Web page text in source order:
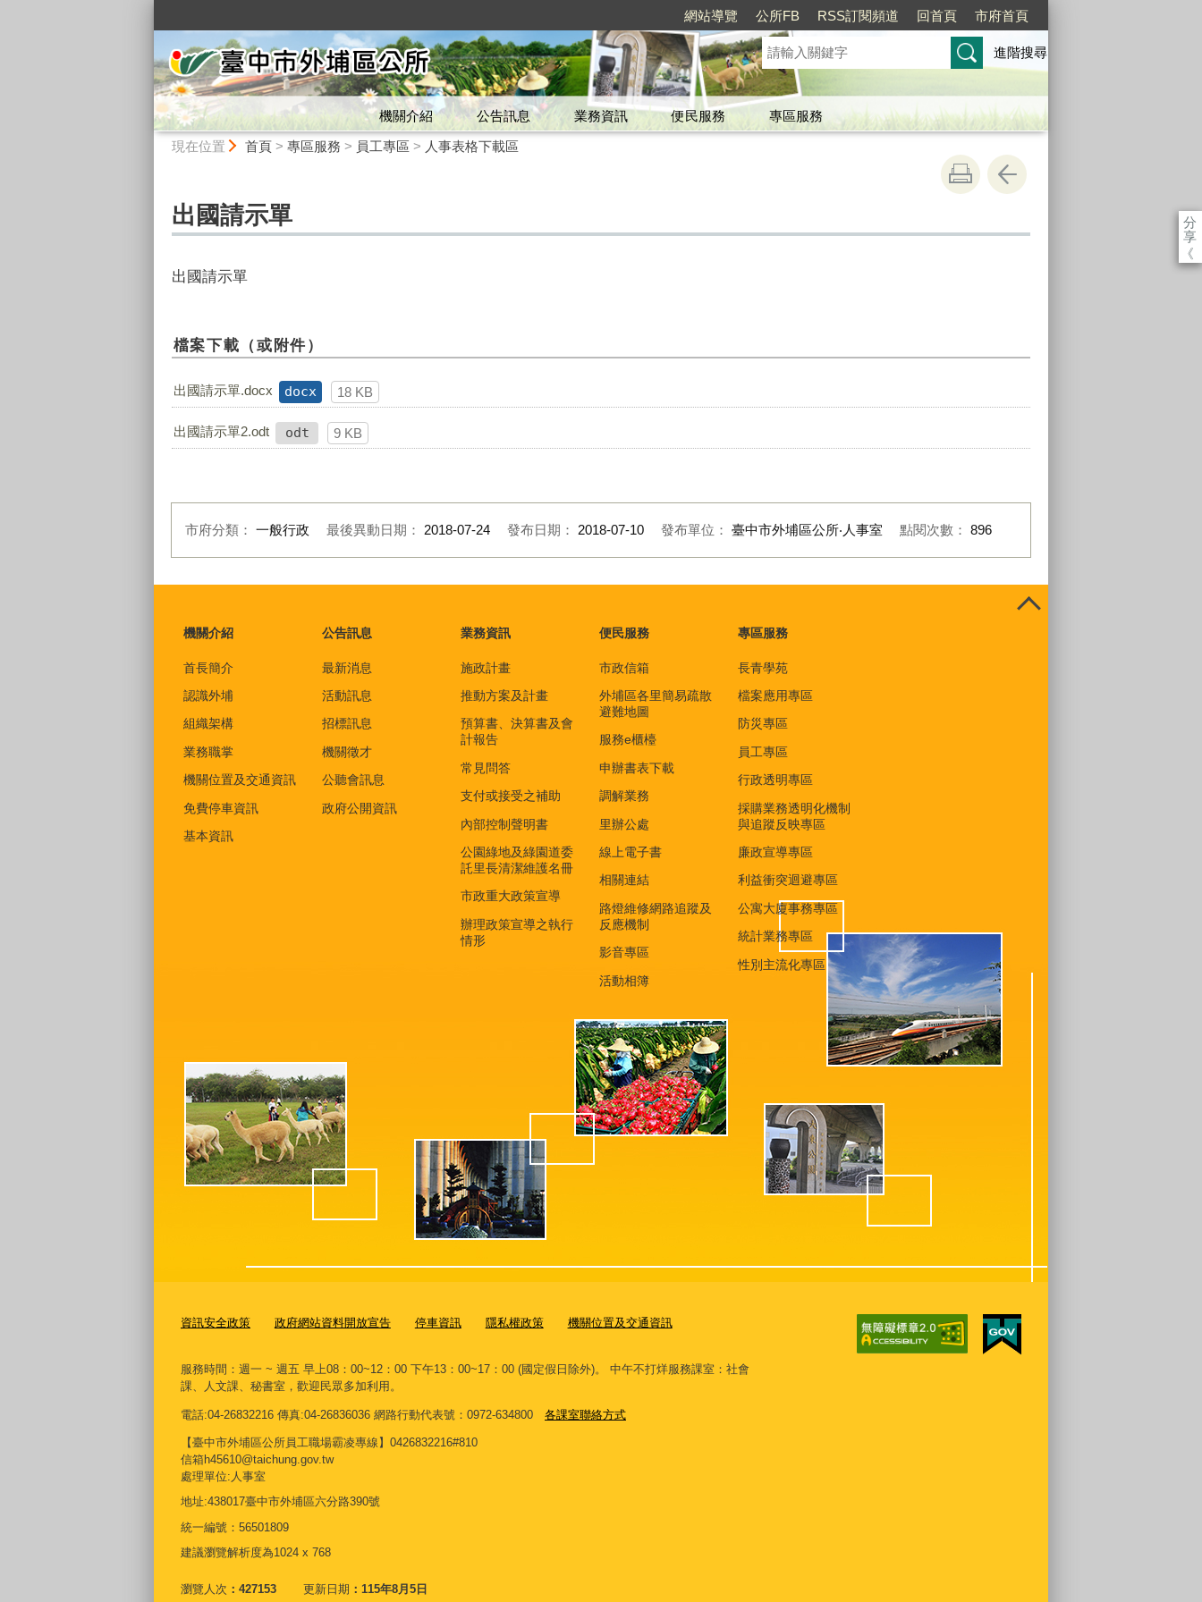
網站導覽 公所FB RSS訂閱頻道 回首頁 市府首頁
進階搜尋
機關介紹 公告訊息 業務資訊 便民服務
專區服務
現在位置 首頁> 專區服務 > 員工專區 > 人事表格下載區
分
享
《
出國請示單
出國請示單
檔案下載（或附件）
出國請示單.docx docx 18 KB
出國請示單2.odt odt 9 KB
市府分類： 一般行政 最後異動日期： 2018-07-24 發布日期： 2018-07-10 發布單位： 臺中市外埔區公所‧人事室 點閱次數： 896
機關介紹
首長簡介
認識外埔
組織架構
業務職掌
機關位置及交通資訊
免費停車資訊
基本資訊
公告訊息
最新消息
活動訊息
招標訊息
機關徵才
公聽會訊息
政府公開資訊
業務資訊
施政計畫
推動方案及計畫
預算書、決算書及會
計報告
常見問答
支付或接受之補助
內部控制聲明書
公園綠地及綠園道委
託里長清潔維護名冊
市政重大政策宣導
辦理政策宣導之執行
情形
便民服務
市政信箱
外埔區各里簡易疏散
避難地圖
服務e櫃檯
申辦書表下載
調解業務
里辦公處
線上電子書
相關連結
路燈維修網路追蹤及
反應機制
影音專區
活動相簿
專區服務
長青學苑
檔案應用專區
防災專區
員工專區
行政透明專區
採購業務透明化機制
與追蹤反映專區
廉政宣導專區
利益衝突迴避專區
公寓大廈事務專區
統計業務專區
性別主流化專區
資訊安全政策 政府網站資料開放宣告 停車資訊 隱私權政策 機關位置及交通資訊
服務時間：週一 ~ 週五 早上08：00~12：00 下午13：00~17：00 (國定假日除外)。 中午不打烊服務課室：社會
課、人文課、秘書室，歡迎民眾多加利用。
電話:04-26832216 傳真:04-26836036 網路行動代表號：0972-634800 各課室聯絡方式
【臺中市外埔區公所員工職場霸凌專線】0426832216#810
信箱h45610@taichung.gov.tw
處理單位:人事室
地址:438017臺中市外埔區六分路390號
統一編號：56501809
建議瀏覽解析度為1024 x 768
瀏覽人次 427153 更新日期 115年8月5日